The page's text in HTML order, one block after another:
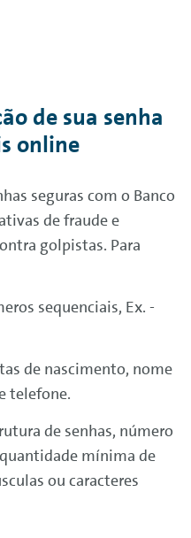
de sua senha
online
seguras com o Banco
de fraude e
golpistas. Para
sequenciais, Ex. -
de nascimento, nome
telefone.
de senhas, número
mínima de
ou caracteres